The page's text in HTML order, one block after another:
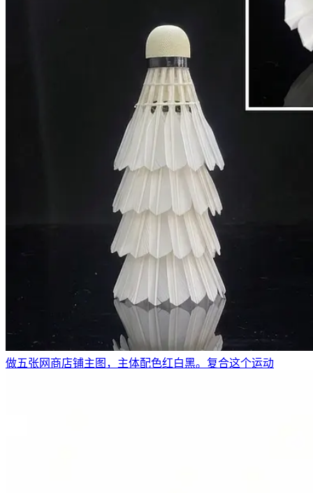
做五张网商店铺主图，主体配色红白黑。复合这个运动